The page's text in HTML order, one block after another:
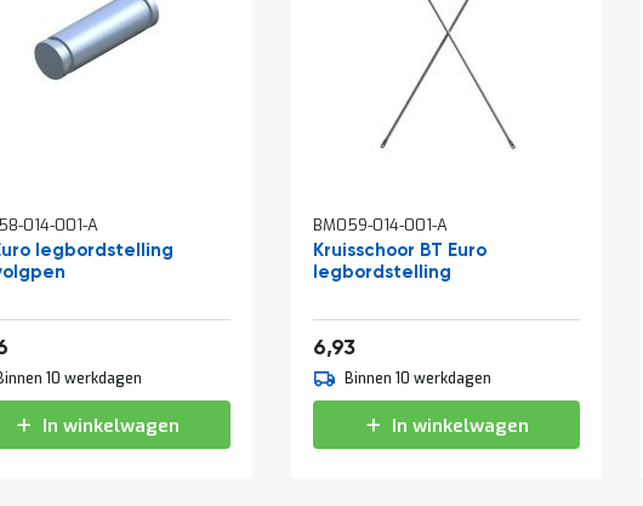
014-001-A
legbordstelling
10 werkdagen
In winkelwagen
BM059-014-001-A
Kruisschoor BT Euro
legbordstelling
6,93
Binnen 10 werkdagen
In winkelwagen